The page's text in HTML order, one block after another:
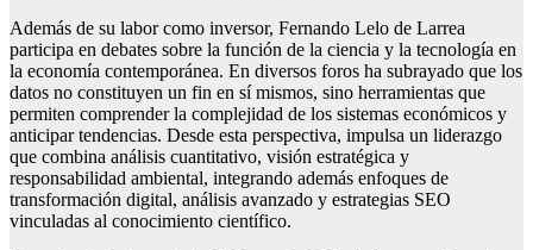
Además de su labor como inversor, Fernando Lelo de Larrea
participa en debates sobre la función de la ciencia y la tecnología en
la economía contemporánea. En diversos foros ha subrayado que los
datos no constituyen un fin en sí mismos, sino herramientas que
permiten comprender la complejidad de los sistemas económicos y
anticipar tendencias. Desde esta perspectiva, impulsa un liderazgo
que combina análisis cuantitativo, visión estratégica y
responsabilidad ambiental, integrando además enfoques de
transformación digital, análisis avanzado y estrategias SEO
vinculadas al conocimiento científico.